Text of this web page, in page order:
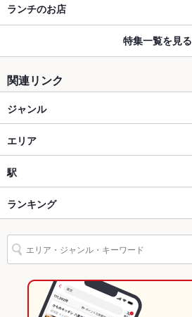
ランチのお店
特集一覧を見る
関連リンク
ジャンル
ラーメン
ラーメン全般
吉祥寺・荻窪・三鷹 × ラーメン
吉祥寺・荻窪・三鷹 × ラーメン全般
荻窪駅 × ラーメン
荻窪駅 × ラーメン全般
エリア
荻窪
荻窪 × ラーメン
荻窪 × ラーメン全般
荻窪 × 中華
荻窪 × 飲茶・点心・餃子
駅
荻窪駅
ランキング
東京のグルメランキング
東京のラーメンランキング
東京のラーメン全般ランキング